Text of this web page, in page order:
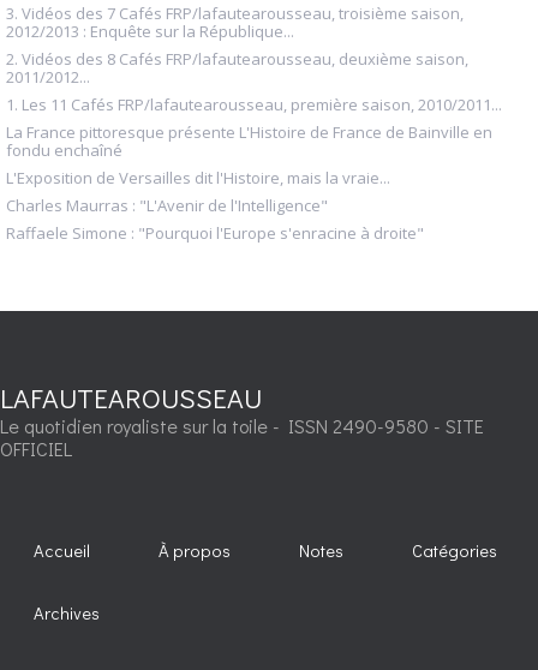
3. Vidéos des 7 Cafés FRP/lafautearousseau, troisième saison,
2012/2013 : Enquête sur la République...
2. Vidéos des 8 Cafés FRP/lafautearousseau, deuxième saison,
2011/2012...
1. Les 11 Cafés FRP/lafautearousseau, première saison, 2010/2011...
La France pittoresque présente L'Histoire de France de Bainville en
fondu enchaîné
L'Exposition de Versailles dit l'Histoire, mais la vraie...
Charles Maurras : "L'Avenir de l'Intelligence"
Raffaele Simone : "Pourquoi l'Europe s'enracine à droite"
LAFAUTEAROUSSEAU
Le quotidien royaliste sur la toile - ISSN 2490-9580 - SITE
OFFICIEL
Accueil À propos Notes Catégories
Archives